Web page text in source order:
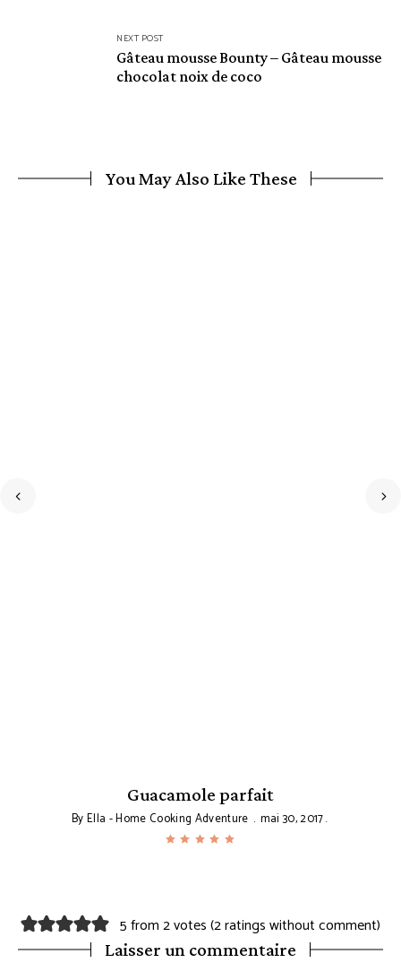
NEXT POST
Gâteau mousse Bounty – Gâteau mousse
chocolat noix de coco
You May Also Like These
Guacamole parfait
ByElla - Home Cooking Adventure mai 30, 2017
5 from 2 votes (2 ratings without comment)
Laisser un commentaire